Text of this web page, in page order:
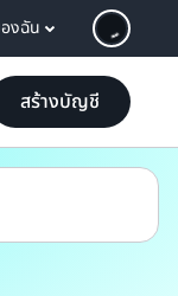
งฉัน
สร้างบัญชี